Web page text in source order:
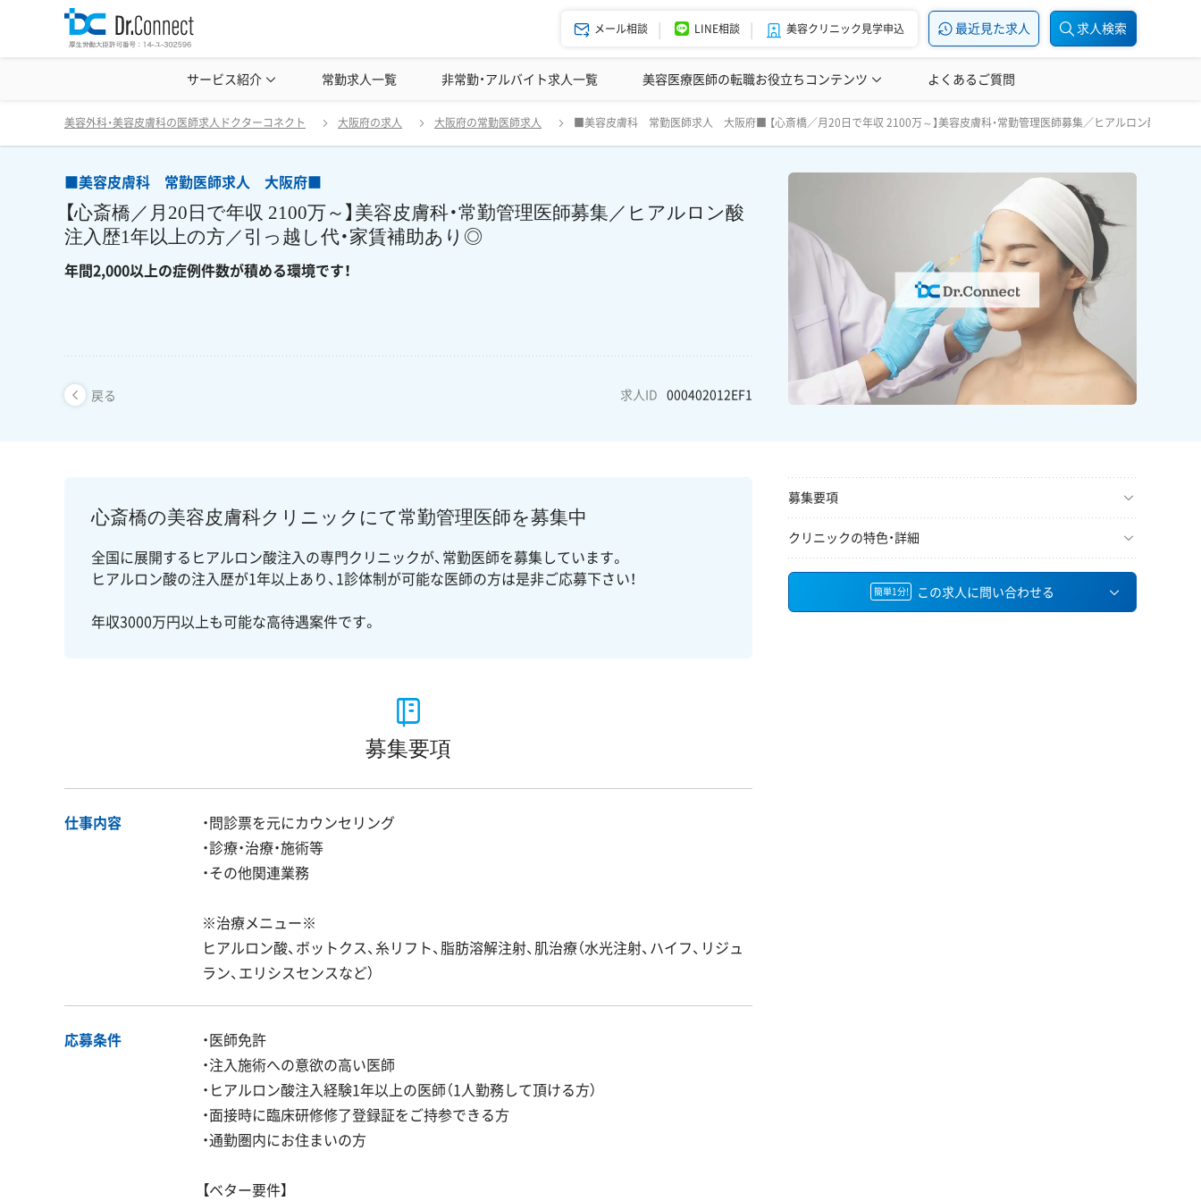
メール相談 LINE相談 美容クリニック見学申込 最近見た求人 求人検索
サービス紹介 ドクターコネクトの強み エージェント紹介
常勤求人一覧 非常勤・アルバイト求人一覧 美容医療医師の転職お役立ちコンテンツ
美容クリニック見学・研修情報 美容外科・美容皮膚科の医師転職体験談 美容クリニックインタビュー 美容医療の転職お役立ち記事 美容医療辞典
よくあるご質問
美容外科・美容皮膚科の医師求人ドクターコネクト 大阪府の求人 大阪府の常勤医師求人 ■美容皮膚科 常勤医師求人 大阪府■ 【心斎橋／月20日で年収 2100万～】美容皮膚科・常勤管理医師募集／ヒアルロン酸注入歴
■美容皮膚科 常勤医師求人 大阪府■
【心斎橋／月20日で年収 2100万～】美容皮膚科・常勤管理医師募集／ヒアルロン酸
注入歴1年以上の方／引っ越し代・家賃補助あり◎
年間2,000以上の症例件数が積める環境です！
戻る 求人ID 000402012EF1
戻る
■美容皮膚科 常勤医師求人 大阪府■ 【心斎橋／月20日で年収 2100万～】美容皮膚科・常勤管理医師募集／ヒアルロン酸注入歴1年以上の方／引っ越し代・家賃補助あり◎ 年間
心斎橋の美容皮膚科クリニックにて常勤管理医師を募集中
全国に展開するヒアルロン酸注入の専門クリニックが、常勤医師を募集しています。
ヒアルロン酸の注入歴が1年以上あり、1診体制が可能な医師の方は是非ご応募下さい！
年収3000万円以上も可能な高待遇案件です。
募集要項
仕事内容
・問診票を元にカウンセリング
・診療・治療・施術等
・その他関連業務
※治療メニュー※
ヒアルロン酸、ボットクス、糸リフト、脂肪溶解注射、肌治療（水光注射、ハイフ、リジュ
ラン、エリシスセンスなど）
応募条件
・医師免許
・注入施術への意欲の高い医師
・ヒアルロン酸注入経験1年以上の医師（1人勤務して頂ける方）
・面接時に臨床研修修了登録証をご持参できる方
・通勤圏内にお住まいの方
【ベター要件】
募集要項
クリニックの特色・詳細
簡単1分! この求人に問い合わせる